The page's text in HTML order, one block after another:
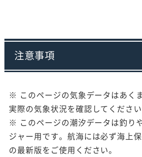
注意事項
※ このページの気象データはあく
実際の気象状況を確認してください
※ このページの潮汐データは釣り
ジャー用です。航海には必ず海上
の最新版をご使用ください。